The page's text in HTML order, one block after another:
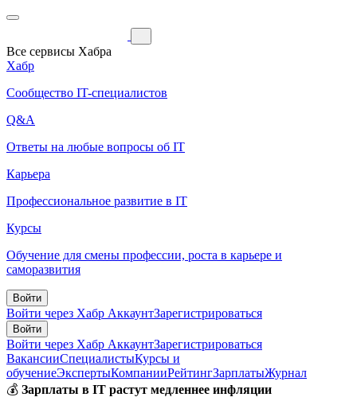
Все сервисы Хабра
Хабр
Сообщество IT-специалистов
Q&A
Ответы на любые вопросы об IT
Карьера
Профессиональное развитие в IT
Курсы
Обучение для смены профессии, роста в карьере и
саморазвития
Войти
Войти через Хабр АккаунтЗарегистрироваться
Войти
Войти через Хабр АккаунтЗарегистрироваться
ВакансииСпециалистыКурсы и
обучениеЭкспертыКомпанииРейтингЗарплатыЖурнал
💰 Зарплаты в IT растут медленнее инфляции